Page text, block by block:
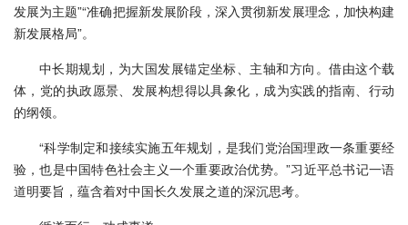
发展为主题”“准确把握新发展阶段，深入贯彻新发展理念，加快构建
新发展格局”。
中长期规划，为大国发展锚定坐标、主轴和方向。借由这个载
体，党的执政愿景、发展构想得以具象化，成为实践的指南、行动
的纲领。
“科学制定和接续实施五年规划，是我们党治国理政一条重要经
验，也是中国特色社会主义一个重要政治优势。”习近平总书记一语
道明要旨，蕴含着对中国长久发展之道的深沉思考。